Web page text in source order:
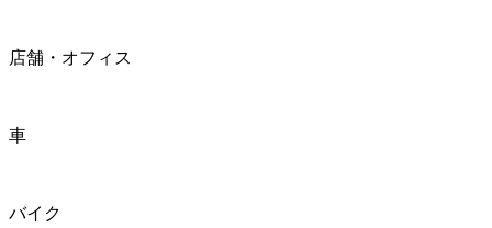
店舗・オフィス
車
バイク